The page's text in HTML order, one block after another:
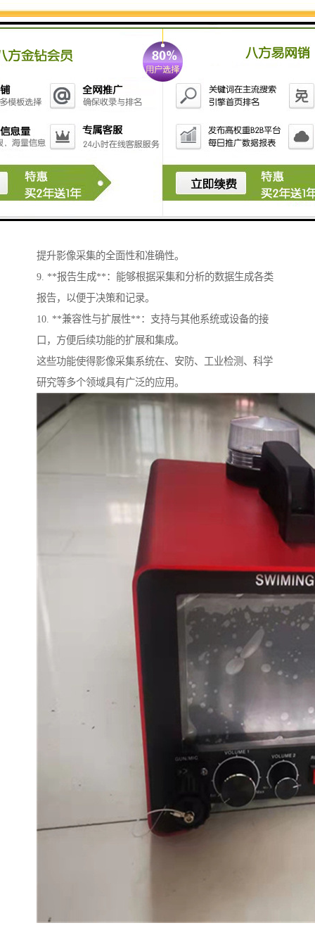
3. **数据存储**：将处理后的图像数据存储在本地或云
端，以便后续查询和分析。
4. **实时监控**：能够实时显示采集到的图像，适用于
安防监控、成像等场景。
5. **数据传输**：提供图像数据的传输功能，可以通过
网络将图像发送到其他设备或系统。
6. **分析与识别**：通过算法分析图像内容，进行目标
检测、面部识别、异常检测等应用。
7. **用户接口**：提供友好的用户界面，方便用户操
作、设置参数和查看图像。
提升影像采集的全面性和准确性。
9. **报告生成**：能够根据采集和分析的数据生成各类
报告，以便于决策和记录。
10. **兼容性与扩展性**：支持与其他系统或设备的接
口，方便后续功能的扩展和集成。
这些功能使得影像采集系统在、安防、工业检测、科学
研究等多个领域具有广泛的应用。